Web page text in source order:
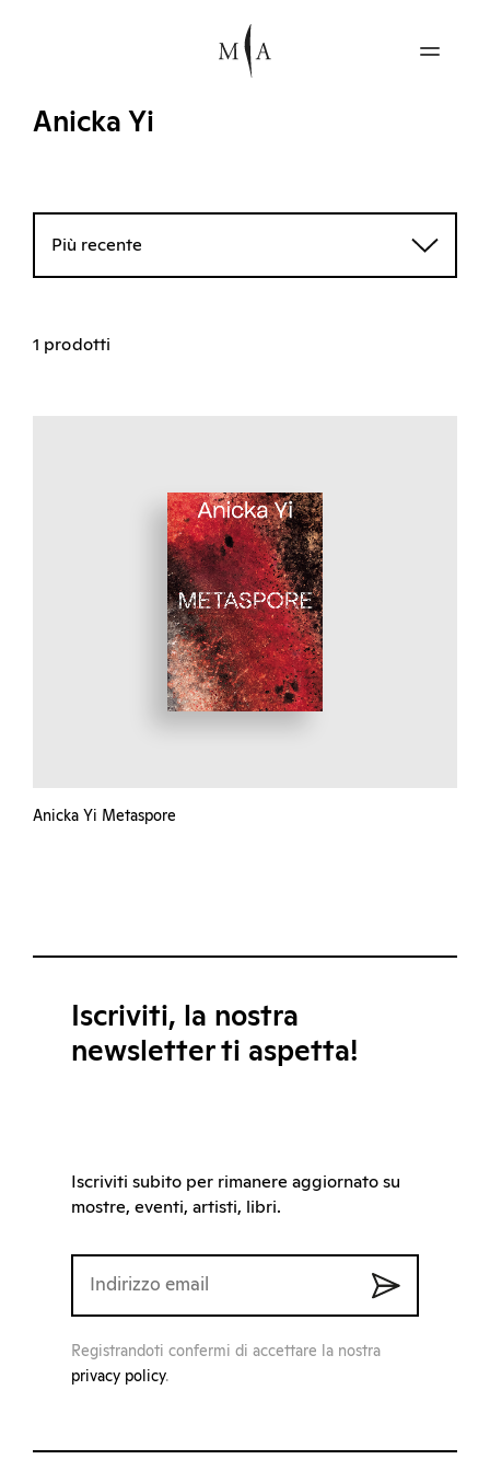
Anicka Yi
Più recente
1 prodotti
Anicka Yi Metaspore
Iscriviti, la nostra
newsletter ti aspetta!
Iscriviti subito per rimanere aggiornato su
mostre, eventi, artisti, libri.
Registrandoti confermi di accettare la nostra
privacy policy.